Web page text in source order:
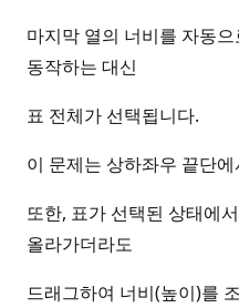
마지막 열의 너비를 자동
동작하는 대신
표 전체가 선택됩니다.
이 문제는 상하좌우 끝단
또한, 표가 선택된 상태에
올라가더라도
드래그하여 너비(높이)를